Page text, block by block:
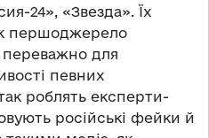
24», «Звезда». Їх
першоджерело
переважно для
певних
роблять експерти-
російські фейки й